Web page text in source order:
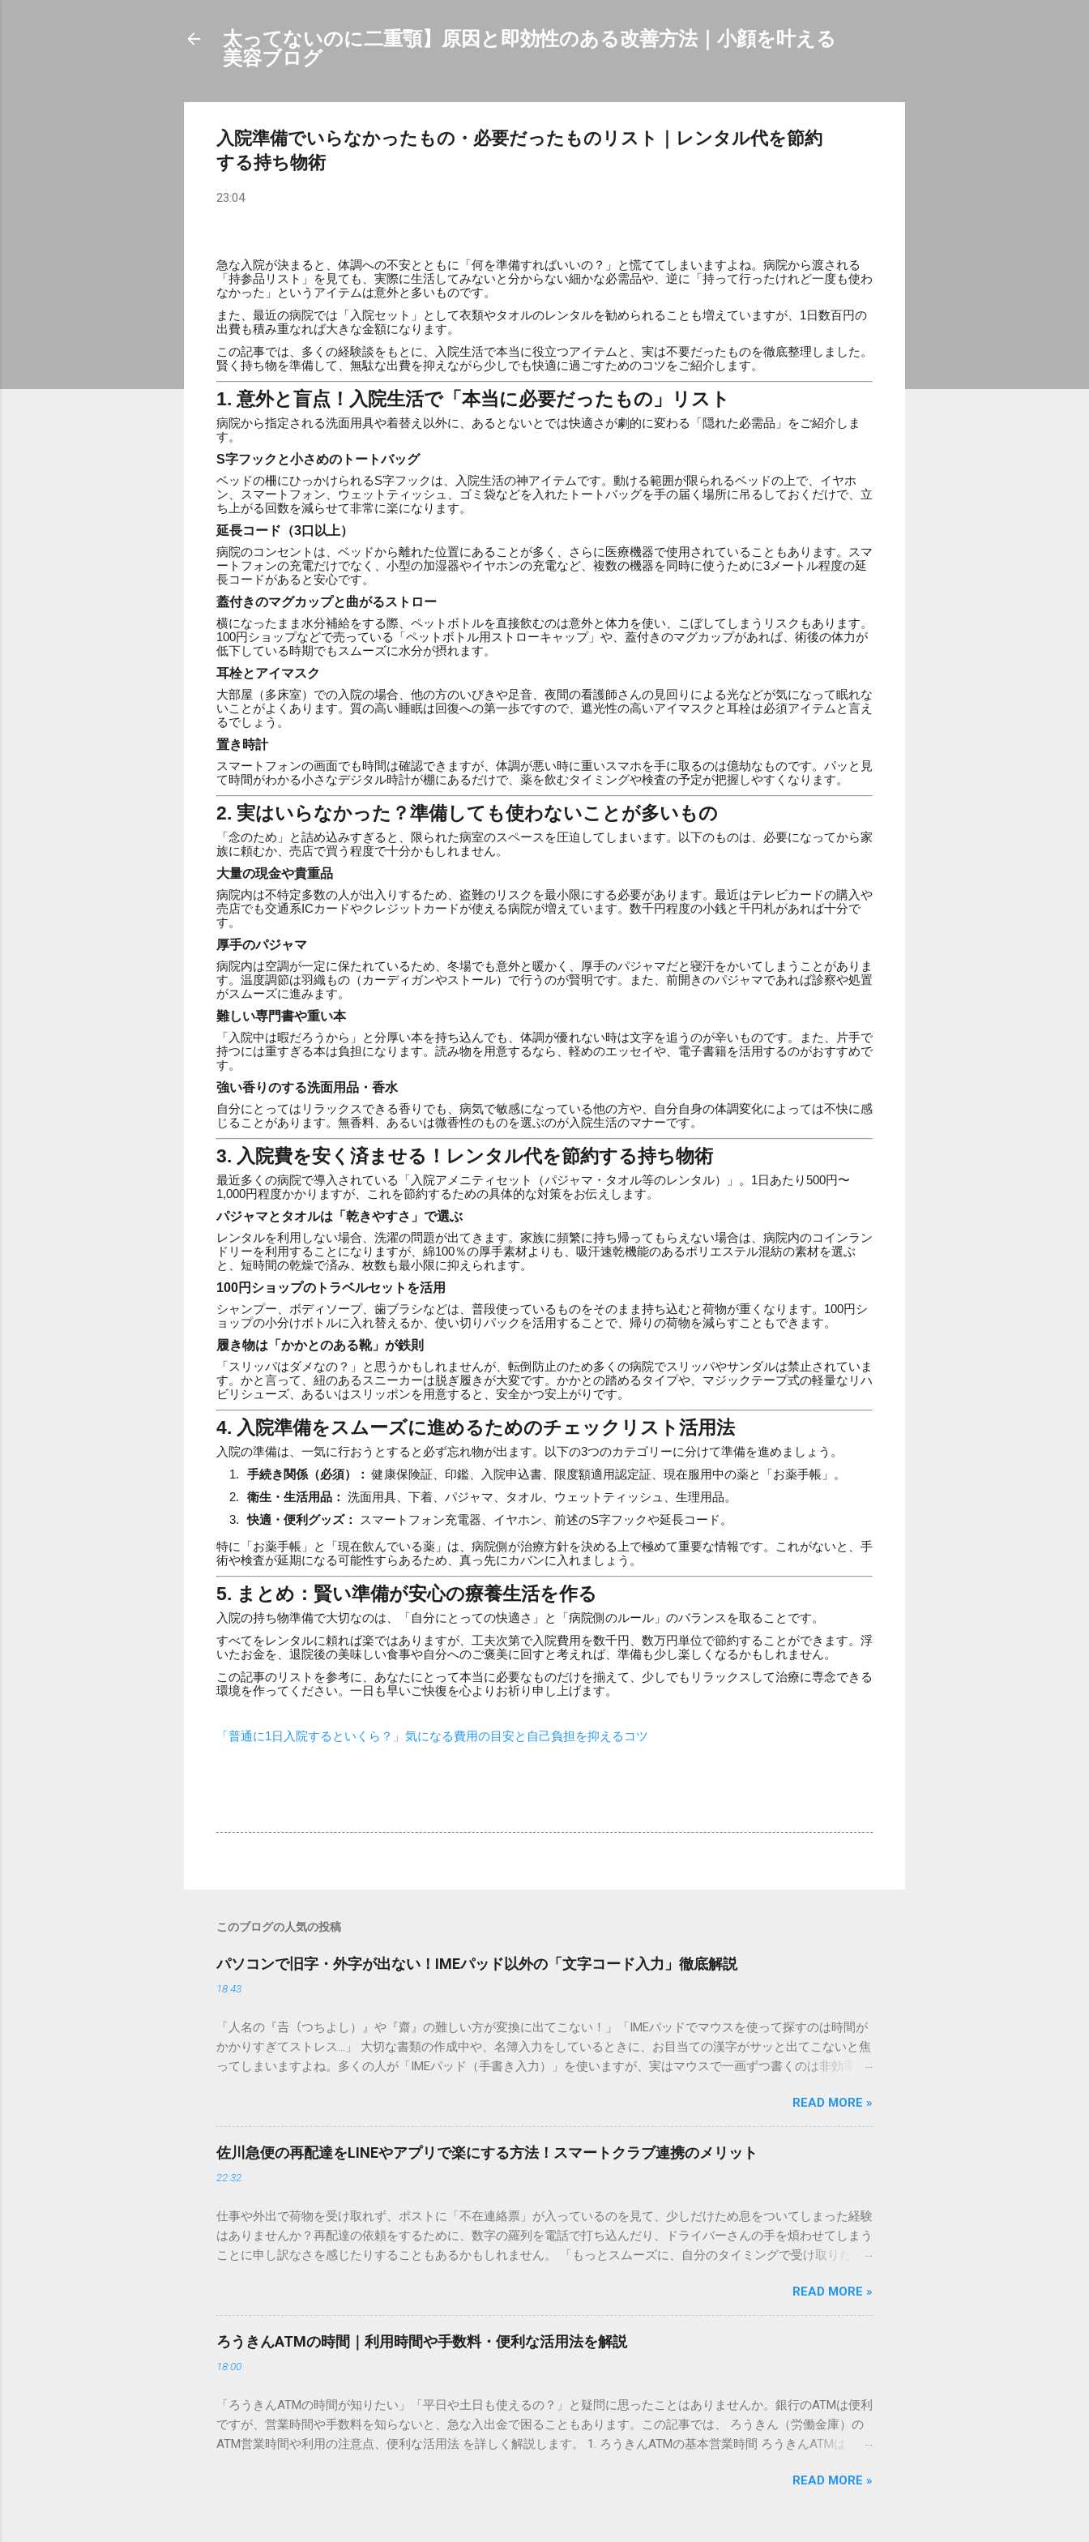
太ってないのに二重顎】原因と即効性のある改善方法｜小顔を叶える
美容ブログ
入院準備でいらなかったもの・必要だったものリスト｜レンタル代を節約
する持ち物術
23:04
急な入院が決まると、体調への不安とともに「何を準備すればいいの？」と慌ててしまいますよね。病院から渡される
「持参品リスト」を見ても、実際に生活してみないと分からない細かな必需品や、逆に「持って行ったけれど一度も使わ
なかった」というアイテムは意外と多いものです。
また、最近の病院では「入院セット」として衣類やタオルのレンタルを勧められることも増えていますが、1日数百円の
出費も積み重なれば大きな金額になります。
この記事では、多くの経験談をもとに、入院生活で本当に役立つアイテムと、実は不要だったものを徹底整理しました。
賢く持ち物を準備して、無駄な出費を抑えながら少しでも快適に過ごすためのコツをご紹介します。
1. 意外と盲点！入院生活で「本当に必要だったもの」リスト
病院から指定される洗面用具や着替え以外に、あるとないとでは快適さが劇的に変わる「隠れた必需品」をご紹介しま
す。
S字フックと小さめのトートバッグ
ベッドの柵にひっかけられるS字フックは、入院生活の神アイテムです。動ける範囲が限られるベッドの上で、イヤホ
ン、スマートフォン、ウェットティッシュ、ゴミ袋などを入れたトートバッグを手の届く場所に吊るしておくだけで、立
ち上がる回数を減らせて非常に楽になります。
延長コード（3口以上）
病院のコンセントは、ベッドから離れた位置にあることが多く、さらに医療機器で使用されていることもあります。スマ
ートフォンの充電だけでなく、小型の加湿器やイヤホンの充電など、複数の機器を同時に使うために3メートル程度の延
長コードがあると安心です。
蓋付きのマグカップと曲がるストロー
横になったまま水分補給をする際、ペットボトルを直接飲むのは意外と体力を使い、こぼしてしまうリスクもあります。
100円ショップなどで売っている「ペットボトル用ストローキャップ」や、蓋付きのマグカップがあれば、術後の体力が
低下している時期でもスムーズに水分が摂れます。
耳栓とアイマスク
大部屋（多床室）での入院の場合、他の方のいびきや足音、夜間の看護師さんの見回りによる光などが気になって眠れな
いことがよくあります。質の高い睡眠は回復への第一歩ですので、遮光性の高いアイマスクと耳栓は必須アイテムと言え
るでしょう。
置き時計
スマートフォンの画面でも時間は確認できますが、体調が悪い時に重いスマホを手に取るのは億劫なものです。パッと見
て時間がわかる小さなデジタル時計が棚にあるだけで、薬を飲むタイミングや検査の予定が把握しやすくなります。
2. 実はいらなかった？準備しても使わないことが多いもの
「念のため」と詰め込みすぎると、限られた病室のスペースを圧迫してしまいます。以下のものは、必要になってから家
族に頼むか、売店で買う程度で十分かもしれません。
大量の現金や貴重品
病院内は不特定多数の人が出入りするため、盗難のリスクを最小限にする必要があります。最近はテレビカードの購入や
売店でも交通系ICカードやクレジットカードが使える病院が増えています。数千円程度の小銭と千円札があれば十分で
す。
厚手のパジャマ
病院内は空調が一定に保たれているため、冬場でも意外と暖かく、厚手のパジャマだと寝汗をかいてしまうことがありま
す。温度調節は羽織もの（カーディガンやストール）で行うのが賢明です。また、前開きのパジャマであれば診察や処置
がスムーズに進みます。
難しい専門書や重い本
「入院中は暇だろうから」と分厚い本を持ち込んでも、体調が優れない時は文字を追うのが辛いものです。また、片手で
持つには重すぎる本は負担になります。読み物を用意するなら、軽めのエッセイや、電子書籍を活用するのがおすすめで
す。
強い香りのする洗面用品・香水
自分にとってはリラックスできる香りでも、病気で敏感になっている他の方や、自分自身の体調変化によっては不快に感
じることがあります。無香料、あるいは微香性のものを選ぶのが入院生活のマナーです。
3. 入院費を安く済ませる！レンタル代を節約する持ち物術
最近多くの病院で導入されている「入院アメニティセット（パジャマ・タオル等のレンタル）」。1日あたり500円〜
1,000円程度かかりますが、これを節約するための具体的な対策をお伝えします。
パジャマとタオルは「乾きやすさ」で選ぶ
レンタルを利用しない場合、洗濯の問題が出てきます。家族に頻繁に持ち帰ってもらえない場合は、病院内のコインラン
ドリーを利用することになりますが、綿100％の厚手素材よりも、吸汗速乾機能のあるポリエステル混紡の素材を選ぶ
と、短時間の乾燥で済み、枚数も最小限に抑えられます。
100円ショップのトラベルセットを活用
シャンプー、ボディソープ、歯ブラシなどは、普段使っているものをそのまま持ち込むと荷物が重くなります。100円シ
ョップの小分けボトルに入れ替えるか、使い切りパックを活用することで、帰りの荷物を減らすこともできます。
履き物は「かかとのある靴」が鉄則
「スリッパはダメなの？」と思うかもしれませんが、転倒防止のため多くの病院でスリッパやサンダルは禁止されていま
す。かと言って、紐のあるスニーカーは脱ぎ履きが大変です。かかとの踏めるタイプや、マジックテープ式の軽量なリハ
ビリシューズ、あるいはスリッポンを用意すると、安全かつ安上がりです。
4. 入院準備をスムーズに進めるためのチェックリスト活用法
入院の準備は、一気に行おうとすると必ず忘れ物が出ます。以下の3つのカテゴリーに分けて準備を進めましょう。
手続き関係（必須）： 健康保険証、印鑑、入院申込書、限度額適用認定証、現在服用中の薬と「お薬手帳」。
衛生・生活用品： 洗面用具、下着、パジャマ、タオル、ウェットティッシュ、生理用品。
快適・便利グッズ：
スマートフォン充電器、イヤホン、前述のS字フックや延長コード。
特に「お薬手帳」と「現在飲んでいる薬」は、病院側が治療方針を決める上で極めて重要な情報です。これがないと、手
術や検査が延期になる可能性すらあるため、真っ先にカバンに入れましょう。
5. まとめ：賢い準備が安心の療養生活を作る
入院の持ち物準備で大切なのは、「自分にとっての快適さ」と「病院側のルール」のバランスを取ることです。
すべてをレンタルに頼れば楽ではありますが、工夫次第で入院費用を数千円、数万円単位で節約することができます。浮
いたお金を、退院後の美味しい食事や自分へのご褒美に回すと考えれば、準備も少し楽しくなるかもしれません。
この記事のリストを参考に、あなたにとって本当に必要なものだけを揃えて、少しでもリラックスして治療に専念できる
環境を作ってください。一日も早いご快復を心よりお祈り申し上げます。
「普通に1日入院するといくら？」気になる費用の目安と自己負担を抑えるコツ
このブログの人気の投稿
パソコンで旧字・外字が出ない！IMEパッド以外の「文字コード入力」徹底解説
18:43
「人名の『𠮷（つちよし）』や『齋』の難しい方が変換に出てこない！」「IMEパッドでマウスを使って探すのは時間が
かかりすぎてストレス…」 大切な書類の作成中や、名簿入力をしているときに、お目当ての漢字がサッと出てこないと焦
ってしまいますよね。多くの人が「IMEパッド（手書き入力）」を使いますが、実はマウスで一画ずつ書くのは非効率で
ードを打ち込むだけで一瞬で旧字や外字、特殊記号を呼び出す「文字コード入力」のテクニックを詳しく解説します。
この方法をマスターすれば、もう難しい漢字の入力で手を止める必要はありません。 1. なぜ「変換」しても旧字・外字
が出てこないのか？ そもそも、なぜ普通の変換で出てこない漢字があるのでしょうか。その理由は、パソコンが文字を
認識する仕組みにあります。 日本のパソコンで一般的に使われる漢字は、JIS規格（日本産業規格）によって「第1水
準」「第2水準」といった形で整理されています。しかし、人名や地名に使われる非常に古い漢字（旧字）や、特定の組
「Unicode（ユニコード）」や「JISコード」といった 文字コード です。パソコン上のすべての文字には、いわば「住
所」のような番号が割り振られています。変換候補に出ない文字でも、この住所（コード）を直接指定すれば、確実に呼
び出すことができるのです。 2. Windows標準機能！文字コードで漢字を出す「16進数入力」 最も汎用性が高く、特別な
できます。 具体的な手順（Unicode入力） 入力したい文字の「Unicode（例：20BB7）」を把握する。 入力モードを「半
角」にする（※重要）。 **「20BB7」**と入力する。 直後にキーボードの**[Alt]キーを押しながら[X]キー**を押す。 入
力した数字が、一瞬で対応する漢字（例：𠮷）に変換されます。 注記： この方法は、特にMicrosoft Wordで非常に強力
READ MORE »
佐川急便の再配達をLINEやアプリで楽にする方法！スマートクラブ連携のメリット
22:32
仕事や外出で荷物を受け取れず、ポストに「不在連絡票」が入っているのを見て、少しだけため息をついてしまった経験
はありませんか？再配達の依頼をするために、数字の羅列を電話で打ち込んだり、ドライバーさんの手を煩わせてしまう
ことに申し訳なさを感じたりすることもあるかもしれません。 「もっとスムーズに、自分のタイミングで受け取りた
ビス「スマートクラブ」と、LINEや公式アプリの連携です。これらを活用するだけで、再配達のストレスは驚くほど軽く
なります。この記事では、忙しい毎日をサポートする便利な受け取り術と、連携による具体的なメリットを徹底解説しま
す。 佐川急便の再配達が劇的に変わる「スマートクラブ」とは？ まず押さえておきたいのが、佐川急便の個人向け無料
会員サービス「スマートクラブ」です。これは、荷物の配送状況をリアルタイムで管理するための基盤となるサービスで
す。 以前はウェブサイトを開いてログインする手間がありましたが、現在はLINEやアプリと紐付けることで、その利便
じめ配達時間を変更するといった先回りの対応が可能になります。 LINE連携で「不在連絡票」とおさらばできる理由 日
本国内で最も利用されているコミュニケーションアプリ「LINE」を佐川急便と連携させると、荷物の受け取り体験が一変
します。 1. トーク画面からワンタップで依頼 不在連絡票に記載されたQRコードを読み取る手間すら、過去のものになり
接届きます。そのまま画面上のボタンをタップするだけで、希望の日時や場所を指定して再配達を依頼できます。 2. 24
READ MORE »
ろうきんATMの時間｜利用時間や手数料・便利な活用法を解説
18:00
「ろうきんATMの時間が知りたい」「平日や土日も使えるの？」と疑問に思ったことはありませんか。銀行のATMは便利
ですが、営業時間や手数料を知らないと、急な入出金で困ることもあります。この記事では、 ろうきん（労働金庫）の
ATM営業時間や利用の注意点、便利な活用法 を詳しく解説します。 1. ろうきんATMの基本営業時間 ろうきんATMは、利
日：休止（※一部店舗では土曜日のみ利用可能） 店舗内ATMは、銀行窓口と同じ営業時間で利用でき、 窓口での対応も
READ MORE »